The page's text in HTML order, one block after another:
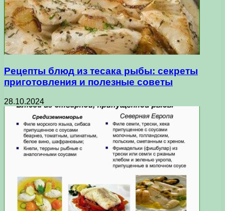
Рецепты блюд из тесака рыбы: секреты
приготовления и полезные советы
28.10.2024